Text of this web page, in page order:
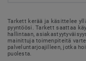
Tarkett kerää ja käsittelee
pyyntöösi. Tarkett saattaa
hallintaan,
mainittuja toimenpiteitä
palveluntarjoajilleen, jotka
puolesta.